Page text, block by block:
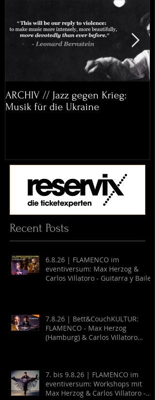
ARCHIV // Jazz gegen Krieg:
Musik für die Ukraine
Recent Posts
6.8.26 | FLAMENCO im
eventiversum: Max Herzog &
Carlos Villatoro - Guitarra y Baile
7.8.26 | Bett&CouchKULTUR:
FLAMENCO - Max Herzog
(Hamburg) & Carlos Villatoro
7. bis 9.8.26 | FLAMENCO im
eventiversum: Workshops mit
Max Herzog & Carlos Villatoro -